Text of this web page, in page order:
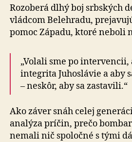
Rozoberá dlhý boj srbských
vládcom Belehradu,
pomoc Západu, ktoré neboli
„Volali sme po intervencii,
integrita Juhoslávie a aby
– neskôr, aby sa zastavili.“
Ako záver snáh celej
analýza príčin, prečo
nemali nič spoločné s tými